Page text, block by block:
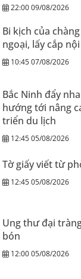
22:00 09/08/2026
Bi kịch của
ngoại, lấy cắp
10:45 07/08/2026
Bắc Ninh đẩy
hướng tới nâng
triển du lịch
12:45 05/08/2026
Tờ giấy viết từ
12:45 05/08/2026
Ung thư đại
bón
12:00 05/08/2026